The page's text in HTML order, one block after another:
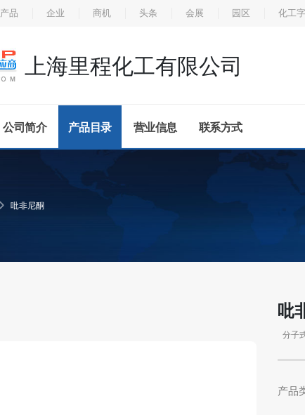
产品 企业 商机 头条 会展 园区 化工
上海里程化工有限公司
公司简介 产品目录 营业信息 联系方式
吡非尼酮
吡
分子
产品